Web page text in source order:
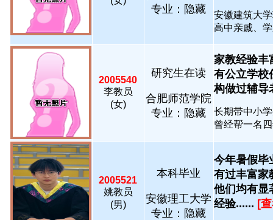
专业：隐藏
安徽建筑大
高中亲戚、
2005540
李教员
(女)
研究生在读
合肥师范学院
专业：隐藏
家教经验丰
有公立学校
构做过辅导
长期带中小
曾经帮一名
2005521
姚教员
(男)
本科毕业
安徽理工大学
专业：隐藏
今年暑假毕
有过丰富家
他们均有显
经验...... [